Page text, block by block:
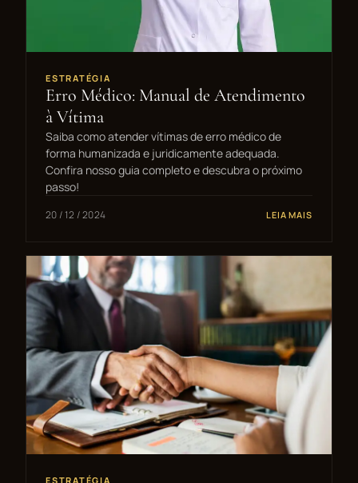
ESTRATÉGIA
Erro Médico: Manual de Atendimento
à Vítima
Saiba como atender vítimas de erro médico de
forma humanizada e juridicamente adequada.
Confira nosso guia completo e descubra o próximo
passo!
20 / 12 / 2024 LEIA MAIS
ESTRATÉGIA